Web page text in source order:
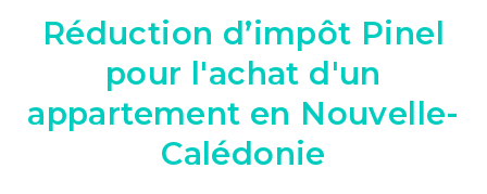
Réduction d’impôt Pinel
pour l'achat d'un
appartement en Nouvelle-
Calédonie